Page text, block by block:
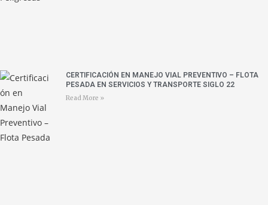
CERTIFICACIÓN EN MANEJO VIAL PREVENTIVO – FLOTA
PESADA EN SERVICIOS Y TRANSPORTE SIGLO 22
Read More »